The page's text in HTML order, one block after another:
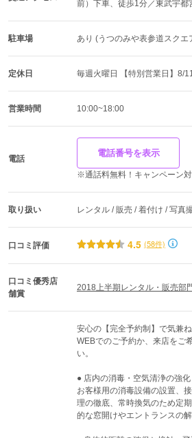
前）下車、徒歩1分／東武宇都
駐車場 あり (うつのみや表参道スクエ
定休日 毎週火曜日 【特別営業日】8/
営業時間 10:00~18:00
電話
電話番号を表示
※通話料無料！キャンペーン対
取り扱い レンタル / 販売 / 着付け / 写真
口コミ評価 4.5 (58件)
口コミ優秀店
舗賞
2018上半期レンタル・販売部
安心の【完全予約制】で気兼
WEBでのご予約か、来店をご
い。
● 店内の消毒・空気清浄の強化
お客様用の消毒設備の設置、
理の徹底、常時換気のため定期
的な窓開けやエントランスの